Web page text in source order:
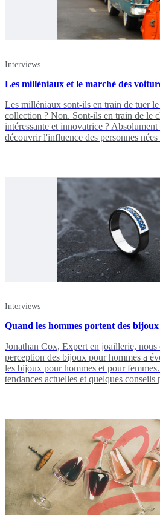
Interviews
Les milléniaux et le marché des
Les milléniaux sont-ils en train de tuer
collection ? Non. Sont-ils en train de le
intéressante et innovatrice ?
découvrir l'influence des personnes
Interviews
Quand les hommes portent des bijoux
Jonathan Cox, Expert en joaillerie,
perception des bijoux pour hommes a
les bijoux pour hommes et pour
tendances actuelles et quelques